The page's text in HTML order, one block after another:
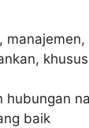
hubungan
baik